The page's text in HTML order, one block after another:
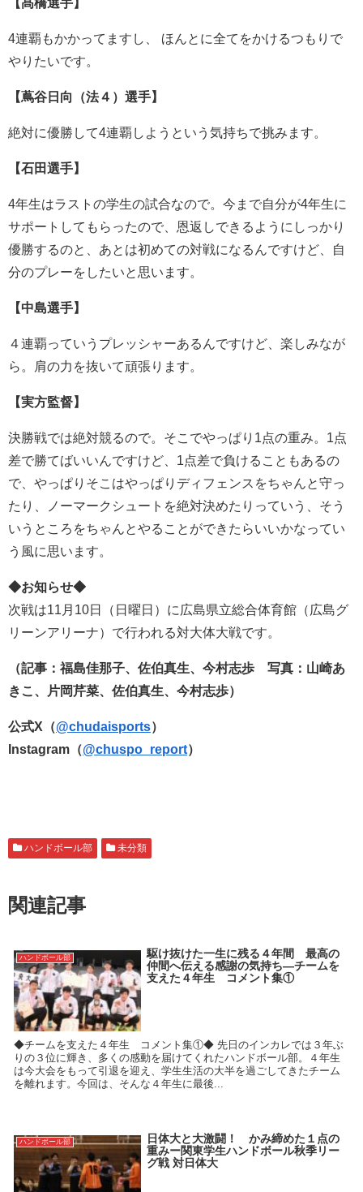
【髙橋選手】
4連覇もかかってますし、 ほんとに全てをかけるつもりで
やりたいです。
【蔦谷日向（法４）選手】
絶対に優勝して4連覇しようという気持ちで挑みます。
【石田選手】
4年生はラストの学生の試合なので。今まで自分が4年生に
サポートしてもらったので、恩返しできるようにしっかり
優勝するのと、あとは初めての対戦になるんですけど、自
分のプレーをしたいと思います。
【中島選手】
４連覇っていうプレッシャーあるんですけど、楽しみなが
ら。肩の力を抜いて頑張ります。
【実方監督】
決勝戦では絶対競るので。そこでやっぱり1点の重み。1点
差で勝てばいいんですけど、1点差で負けることもあるの
で、やっぱりそこはやっぱりディフェンスをちゃんと守っ
たり、ノーマークシュートを絶対決めたりっていう、そう
いうところをちゃんとやることができたらいいかなってい
う風に思います。
◆お知らせ◆
次戦は11月10日（日曜日）に広島県立総合体育館（広島グ
リーンアリーナ）で行われる対大体大戦です。
（記事：福島佳那子、佐伯真生、今村志歩 写真：山崎あ
きこ、片岡芹菜、佐伯真生、今村志歩）
公式X（@chudaisports）
Instagram（@chuspo_report）
ハンドボール部 未分類
関連記事
ハンドボール部
駆け抜けた一生に残る４年間 最高の
仲間へ伝える感謝の気持ち―チームを
支えた４年生 コメント集①
◆チームを支えた４年生 コメント集①◆ 先日のインカレでは３年ぶ
りの３位に輝き、多くの感動を届けてくれたハンドボール部。４年生
は今大会をもって引退を迎え、学生生活の大半を過ごしてきたチーム
を離れます。今回は、そんな４年生に最後...
ハンドボール部
日体大と大激闘！ かみ締めた１点の
重みー関東学生ハンドボール秋季リー
グ戦 対日体大